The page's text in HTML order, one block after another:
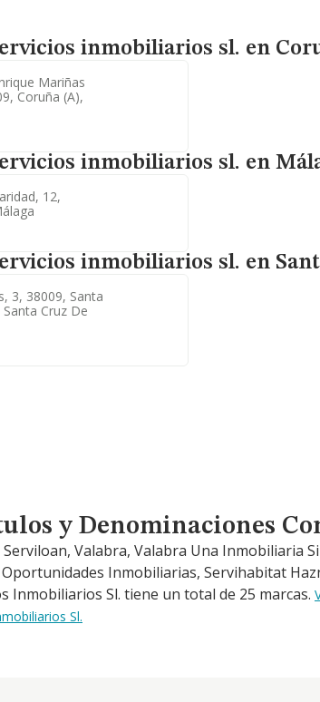
inmobiliarios sl. en
Mariñas
Coruña (a),
inmobiliarios sl. en
12,
inmobiliarios sl. en
3, 38009, Santa
Cruz De
Comerciales
y Denominaciones
Valabra, Valabra Una Inmobiliaria
Inmobiliarias, Servihabitat
Inmobiliarios Sl. tiene un total de 25 marcas.
Sl.